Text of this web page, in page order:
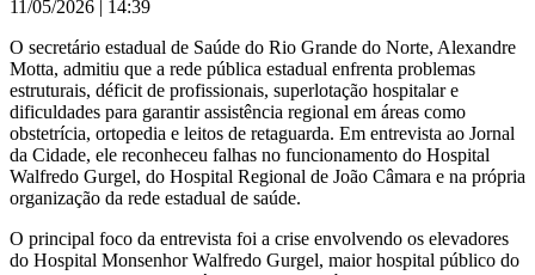
11/05/2026 | 14:39
O secretário estadual de Saúde do Rio Grande do Norte, Alexandre
Motta, admitiu que a rede pública estadual enfrenta problemas
estruturais, déficit de profissionais, superlotação hospitalar e
dificuldades para garantir assistência regional em áreas como
obstetrícia, ortopedia e leitos de retaguarda. Em entrevista ao Jornal
da Cidade, ele reconheceu falhas no funcionamento do Hospital
Walfredo Gurgel, do Hospital Regional de João Câmara e na própria
organização da rede estadual de saúde.
O principal foco da entrevista foi a crise envolvendo os elevadores
do Hospital Monsenhor Walfredo Gurgel, maior hospital público do